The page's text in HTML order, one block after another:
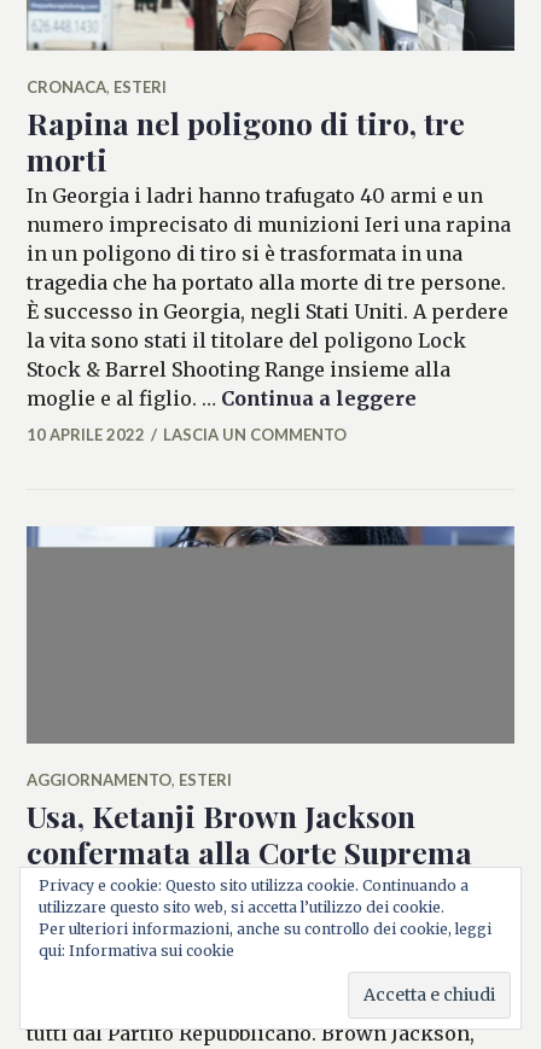
CRONACA, ESTERI
Rapina nel poligono di tiro, tre
morti
In Georgia i ladri hanno trafugato 40 armi e un
numero imprecisato di munizioni Ieri una rapina
in un poligono di tiro si è trasformata in una
tragedia che ha portato alla morte di tre persone.
È successo in Georgia, negli Stati Uniti. A perdere
la vita sono stati il titolare del poligono Lock
Stock & Barrel Shooting Range insieme alla
moglie e al figlio. … Continua a leggere
MARIANNA
10 APRILE 2022 LASCIA UN COMMENTO
AGGIORNAMENTO, ESTERI
Usa, Ketanji Brown Jackson
confermata alla Corte Suprema
La giudice è la prima donna afroamericana a
ricoprire l’incarico La giudice Ketanji Brown
Jackson è stata confermata dal Senato degli Stati
Uniti alla Corte suprema con 53 voti favorevoli,
tra cui tre repubblicani. I 47 contrari provengono
tutti dal Partito Repubblicano. Brown Jackson,
Privacy e cookie: Questo sito utilizza cookie. Continuando a
utilizzare questo sito web, si accetta l’utilizzo dei cookie.
Per ulteriori informazioni, anche su controllo dei cookie, leggi
qui: Informativa sui cookie